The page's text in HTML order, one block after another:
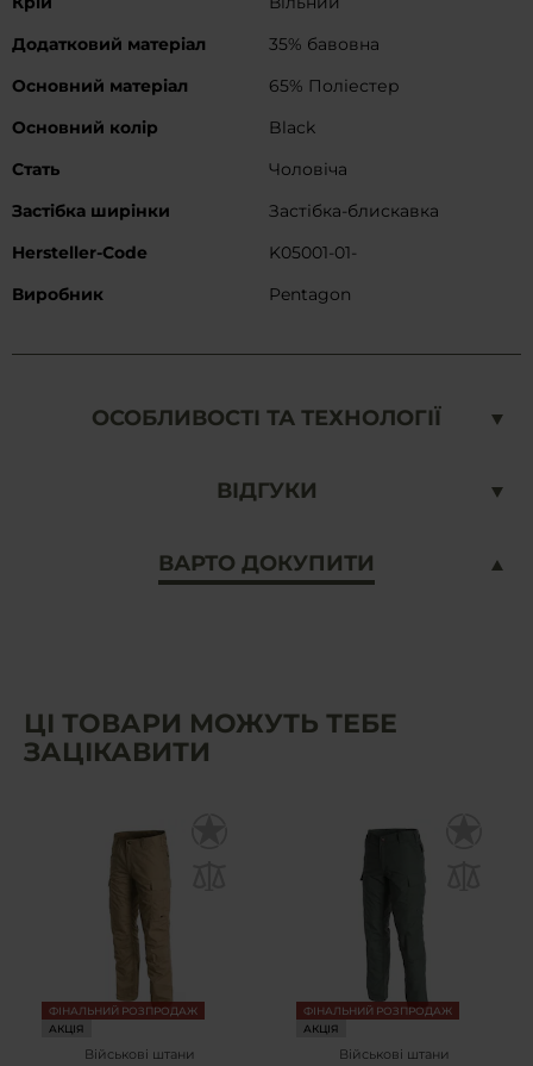
Додатковий матеріал
35% бавовна
Основний матеріал
65% Поліестер
Основний колір
Black
Cтать
Чоловіча
Застібка ширінки
Застібка-блискавка
Hersteller-Code
K05001-01-
Виробник
Pentagon
ОСОБЛИВОСТІ ТА ТЕХНОЛОГІЇ
ВІДГУКИ
ВАРТО ДОКУПИТИ
ЦІ ТОВАРИ МОЖУТЬ ТЕБЕ
ЗАЦІКАВИТИ
ФІНАЛЬНИЙ РОЗПРОДАЖ
АКЦІЯ
Військові штани
ФІНАЛЬНИЙ РОЗПРОДАЖ
АКЦІЯ
Військові штани